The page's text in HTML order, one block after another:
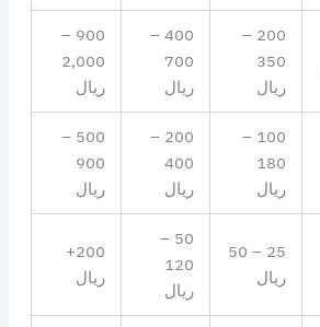
200 –
350
ريال
400 –
700
ريال
900 –
2,000
ريال
100 –
180
ريال
200 –
400
ريال
500 –
900
ريال
25 – 50
ريال
50 –
120
ريال
200+
ريال